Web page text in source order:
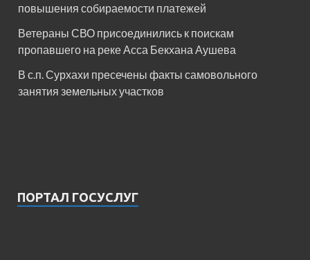
повышения собираемости платежей
Ветераны СВО присоединились к поискам
пропавшего на реке Асса Бекхана Аушева
В с.п. Сурхахи пресечены факты самовольного
занятия земельных участков
ПОРТАЛ ГОСУСЛУГ